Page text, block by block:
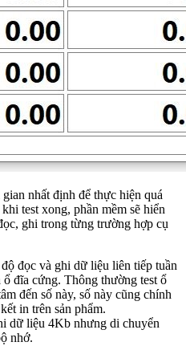
nhất định để thực hiện quá
test xong, phần mềm sẽ hiển
ghi trong từng trường hợp cụ
đọc và ghi dữ liệu liên tiếp tuần
đĩa cứng. Thông thường test ổ
đến số này, số này cũng chính
in trên sản phẩm.
dữ liệu 4Kb nhưng di chuyển
nhớ.